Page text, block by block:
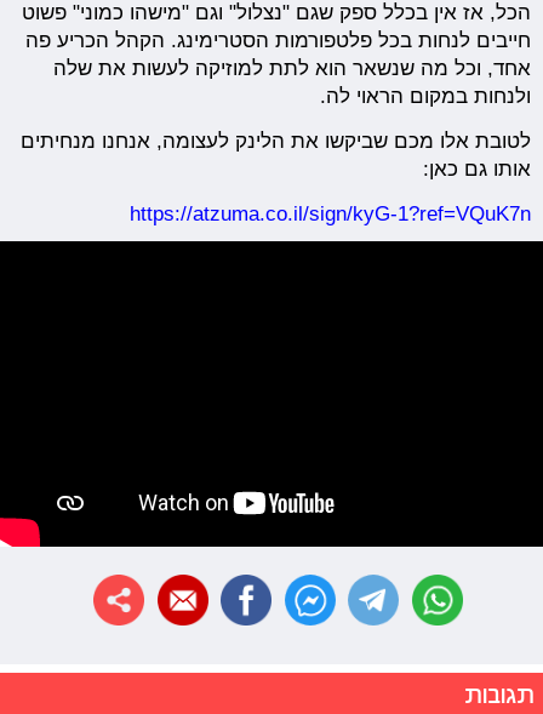
הכל, אז אין בכלל ספק שגם "נצלול" וגם "מישהו כמוני" פשוט
חייבים לנחות בכל פלטפורמות הסטרימינג. הקהל הכריע פה
אחד, וכל מה שנשאר הוא לתת למוזיקה לעשות את שלה
ולנחות במקום הראוי לה.
לטובת אלו מכם שביקשו את הלינק לעצומה, אנחנו מנחיתים
אותו גם כאן:
https://atzuma.co.il/sign/kyG-1?ref=VQuK7n
תגובות